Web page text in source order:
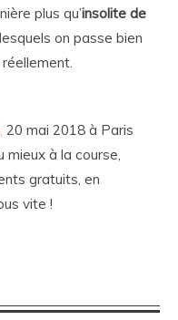
plus qu’insolite de
on passe bien
20 mai 2018 à Paris
mieux à la course,
gratuits, en
vite !